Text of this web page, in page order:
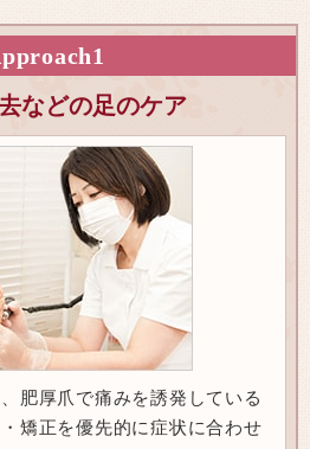
1
などの足のケア
肥厚爪で痛みを誘発している
矯正を優先的に症状に合わせ